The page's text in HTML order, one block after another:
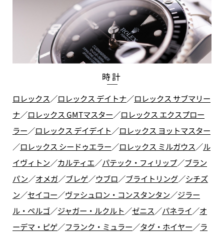
時計
ロレックス／ロレックス デイトナ／ロレックス サブマリー
ナ／ロレックス GMTマスター／ロレックス エクスプロー
ラー／ロレックス デイデイト／ロレックス ヨットマスター
／ロレックス シードゥエラー／ロレックス ミルガウス／ル
イヴィトン／カルティエ／パテック・フィリップ／ブラン
パン／オメガ／ブレゲ／ウブロ／ブライトリング／シチズ
ン／セイコー／ヴァシュロン・コンスタンタン／ジラー
ル・ペルゴ／ジャガー・ルクルト／ゼニス／パネライ／オ
ーデマ・ピゲ／フランク・ミュラー／タグ・ホイヤー／ラ